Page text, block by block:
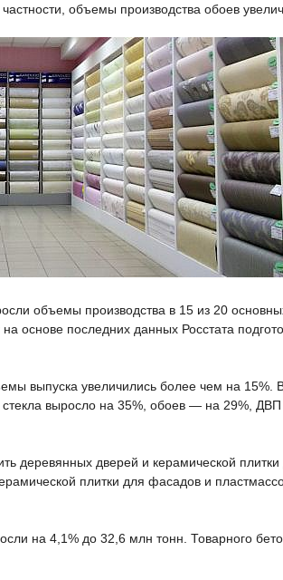
объемы производства обоев
объемы производства в 15 из 20
основе последних данных Росстата
выпуска увеличились более чем на 15%. В
стекла выросло на 35%, обоев — на 29%,
деревянных дверей и керамической
плитки для фасадов и
на 4,1% до 32,6 млн тонн. Товарного